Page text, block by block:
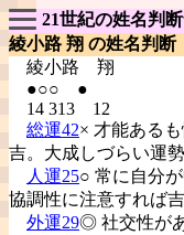
21世紀の姓名判
綾小路 翔 の姓名判断
綾小路 翔
●○○ ●
14 313 12
総運42× 才能ある
吉。大成しづらい運勢
人運25○ 常に自分
協調性に注意すれば吉
外運29◎ 社交性が